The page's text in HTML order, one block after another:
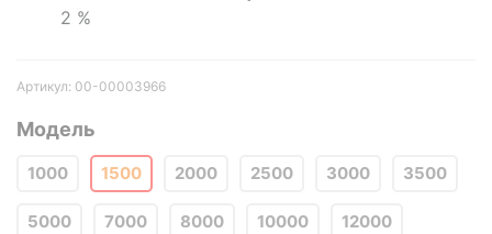
2 %
Артикул: 00-00003966
Модель
1000 1500 2000 2500 3000 3500
5000 7000 8000 10000 12000